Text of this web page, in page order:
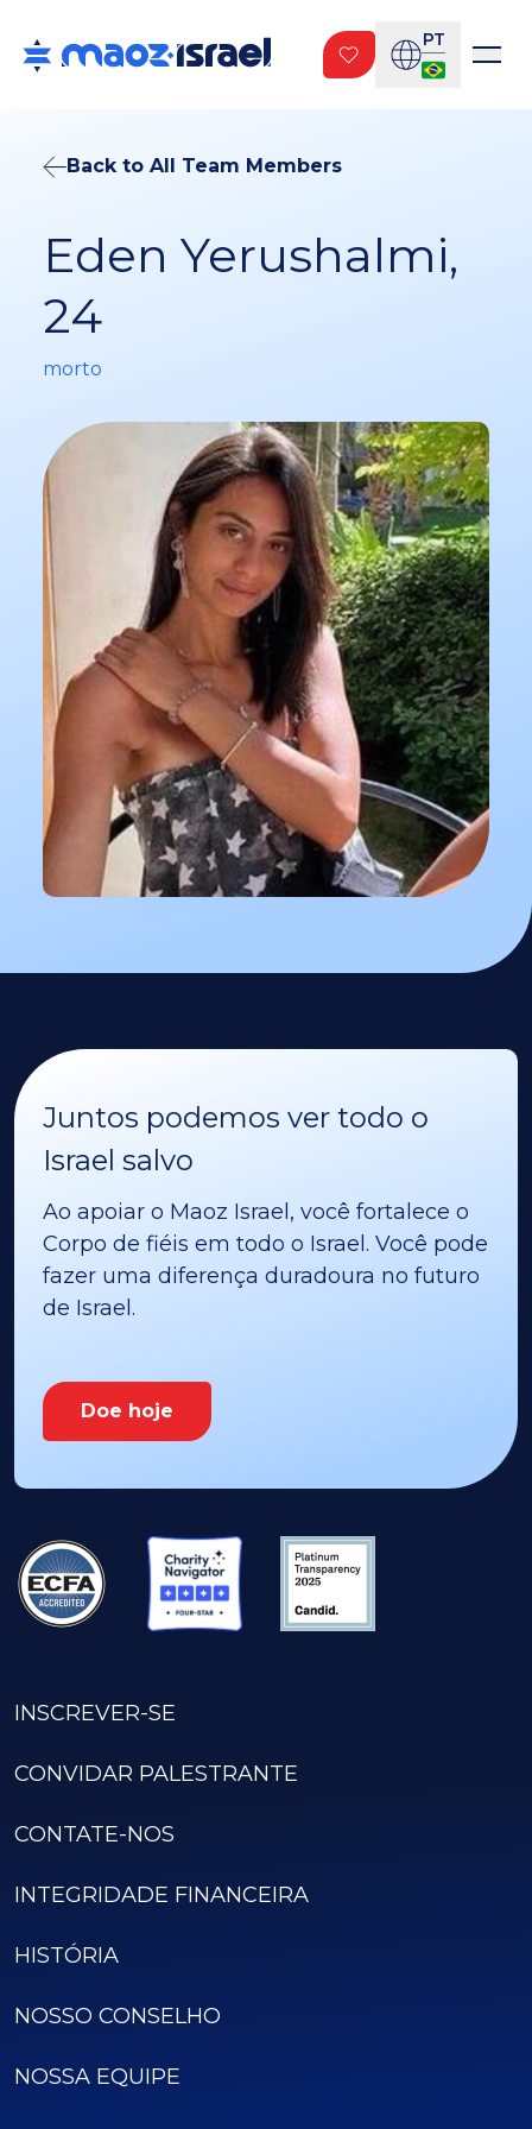
PT
Back to All Team Members
Eden Yerushalmi,
24
morto
Juntos podemos ver todo o
Israel salvo
Ao apoiar o Maoz Israel, você fortalece o
Corpo de fiéis em todo o Israel. Você pode
fazer uma diferença duradoura no futuro
de Israel.
Doe hoje
INSCREVER-SE
CONVIDAR PALESTRANTE
CONTATE-NOS
INTEGRIDADE FINANCEIRA
HISTÓRIA
NOSSO CONSELHO
NOSSA EQUIPE